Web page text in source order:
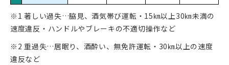
※1 著しい過失…脇見、酒気帯び運転・15㎞以上30㎞未満の
速度違反・ハンドルやブレーキの不適切操作など
※2 重過失…居眠り、酒酔い、無免許運転・30㎞以上の速度
違反など